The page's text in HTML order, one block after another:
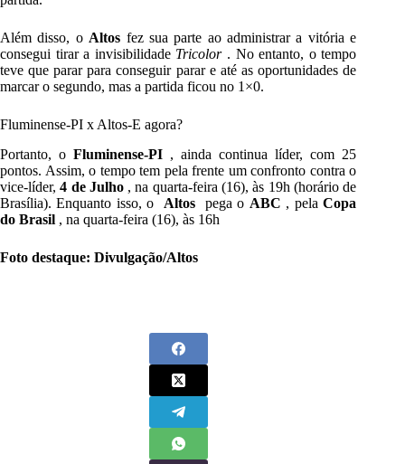
Além disso, o Altos fez sua parte ao administrar a vitória e
consegui tirar a invisibilidade Tricolor. No entanto, o tempo
teve que parar para conseguir parar e até as oportunidades de
marcar o segundo, mas a partida ficou no 1×0.
Fluminense-PI x Altos-E agora?
Portanto, oFluminense-PI , ainda continua líder, com 25
pontos. Assim, o tempo tem pela frente um confronto contra o
vice-líder,4 de Julho, na quarta-feira (16), às 19h (horário de
Brasília).Enquanto isso, o Altos pega o ABC , pelaCopa
do Brasil , na quarta-feira (16), às 16h
Foto destaque: Divulgação/Altos